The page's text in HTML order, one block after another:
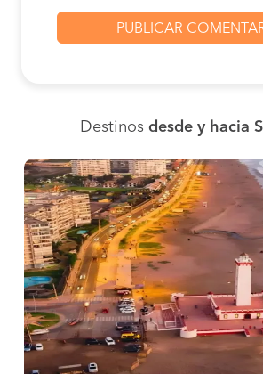
Destinos desde y hacia